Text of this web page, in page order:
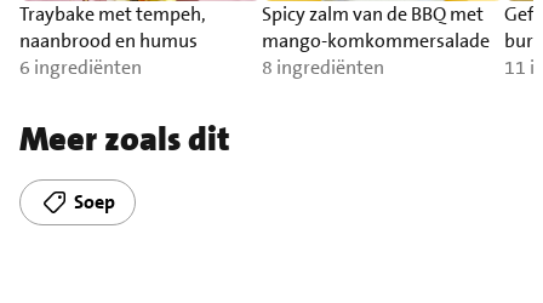
Traybake met tempeh,
naanbrood en humus
6 ingrediënten
Spicy zalm van de BBQ met
mango-komkommersalade
8 ingrediënten
11
Meer zoals dit
Soep